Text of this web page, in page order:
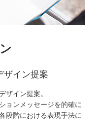
ザイン提案
ザイン提案。
ョンメッセージを的確に
段階における表現手法に